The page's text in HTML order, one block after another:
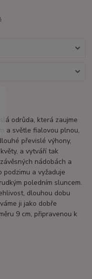
odrůda, která zaujme
a světle fialovou plnou,
převislé výhony,
a vytváří tak
nádobách a
podzimu a vyžaduje
poledním sluncem.
dlouhou dobu
ji jako dobře
9 cm, připravenou k